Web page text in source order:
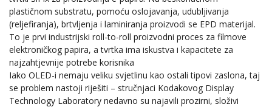
plastičnom substratu, pomoću oslojavanja, udubljivanja
(reljefiranja), brtvljenja i laminiranja proizvodi se EPD materijal.
To je prvi industrijski roll-to-roll proizvodni proces za filmove
elektroničkog papira, a tvrtka ima iskustva i kapacitete za
najzahtjevnije potrebe korisnika
Iako OLED-i nemaju veliku svjetlinu kao ostali tipovi zaslona, taj
se problem nastoji riješiti – stručnjaci Kodakovog Display
Technology Laboratory nedavno su najavili prozirni, složivi